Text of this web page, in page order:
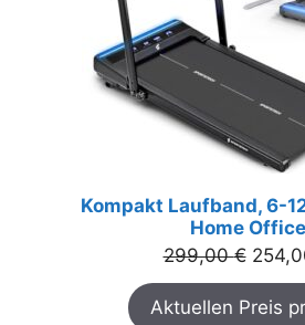
Kompakt Laufband, 6-
Home Office
299,00€
Preis
war:
Aktuellen Preis